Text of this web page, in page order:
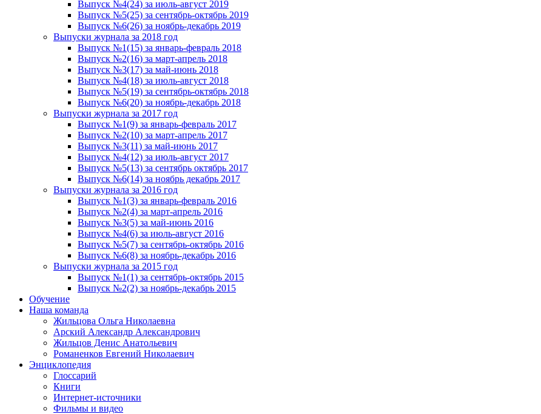
Выпуск №4(24) за июль-август 2019
Выпуск №5(25) за сентябрь-октябрь 2019
Выпуск №6(26) за ноябрь-декабрь 2019
Выпуски журнала за 2018 год
Выпуск №1(15) за январь-февраль 2018
Выпуск №2(16) за март-апрель 2018
Выпуск №3(17) за май-июнь 2018
Выпуск №4(18) за июль-август 2018
Выпуск №5(19) за сентябрь-октябрь 2018
Выпуск №6(20) за ноябрь-декабрь 2018
Выпуски журнала за 2017 год
Выпуск №1(9) за январь-февраль 2017
Выпуск №2(10) за март-апрель 2017
Выпуск №3(11) за май-июнь 2017
Выпуск №4(12) за июль-август 2017
Выпуск №5(13) за сентябрь октябрь 2017
Выпуск №6(14) за ноябрь декабрь 2017
Выпуски журнала за 2016 год
Выпуск №1(3) за январь-февраль 2016
Выпуск №2(4) за март-апрель 2016
Выпуск №3(5) за май-июнь 2016
Выпуск №4(6) за июль-август 2016
Выпуск №5(7) за сентябрь-октябрь 2016
Выпуск №6(8) за ноябрь-декабрь 2016
Выпуски журнала за 2015 год
Выпуск №1(1) за сентябрь-октябрь 2015
Выпуск №2(2) за ноябрь-декабрь 2015
Обучение
Наша команда
Жильцова Ольга Николаевна
Арский Александр Александрович
Жильцов Денис Анатольевич
Романенков Евгений Николаевич
Энциклопедия
Глоссарий
Книги
Интернет-источники
Фильмы и видео